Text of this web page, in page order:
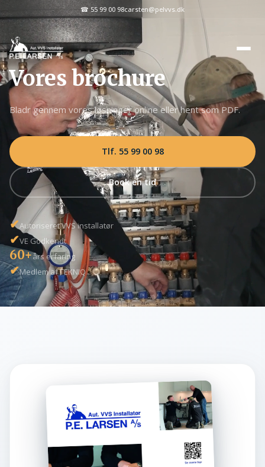
☎ 55 99 00 98carsten@pelvvs.dk
Vores brochure
Bladr gennem vores løsninger online eller hent som PDF.
Tlf. 55 99 00 98
Book en tid
✔Autoriseret VVS installatør
✔VE Godkendt
60+års erfaring
✔Medlem af TEKNIQ